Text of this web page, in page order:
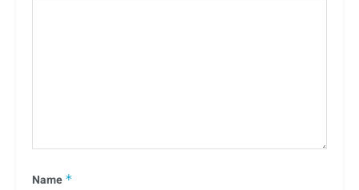
Name *